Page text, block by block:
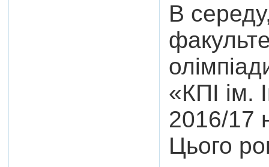
В
«КПІ ім.
2016/17
Цього